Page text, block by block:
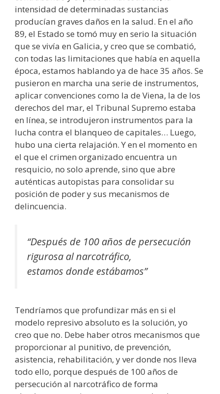
intensidad de determinadas sustancias
producían graves daños en la salud. En el año
89, el Estado se tomó muy en serio la situación
que se vivía en Galicia, y creo que se combatió,
con todas las limitaciones que había en aquella
época, estamos hablando ya de hace 35 años. Se
pusieron en marcha una serie de instrumentos,
aplicar convenciones como la de Viena, la de los
derechos del mar, el Tribunal Supremo estaba
en línea, se introdujeron instrumentos para la
lucha contra el blanqueo de capitales… Luego,
hubo una cierta relajación. Y en el momento en
el que el crimen organizado encuentra un
resquicio, no solo aprende, sino que abre
auténticas autopistas para consolidar su
posición de poder y sus mecanismos de
delincuencia.
“Después de 100 años de persecución
rigurosa al narcotráfico,
estamos donde estábamos”
Tendríamos que profundizar más en si el
modelo represivo absoluto es la solución, yo
creo que no. Debe haber otros mecanismos que
proporcionar al punitivo, de prevención,
asistencia, rehabilitación, y ver donde nos lleva
todo ello, porque después de 100 años de
persecución al narcotráfico de forma